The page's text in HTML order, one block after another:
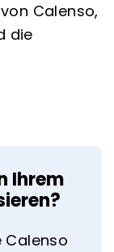
Calenso,
die
Ihrem
Calenso